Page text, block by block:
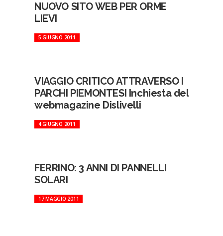
NUOVO SITO WEB PER ORME
LIEVI
5 GIUGNO 2011
VIAGGIO CRITICO ATTRAVERSO I
PARCHI PIEMONTESI Inchiesta del
webmagazine Dislivelli
4 GIUGNO 2011
FERRINO: 3 ANNI DI PANNELLI
SOLARI
17 MAGGIO 2011